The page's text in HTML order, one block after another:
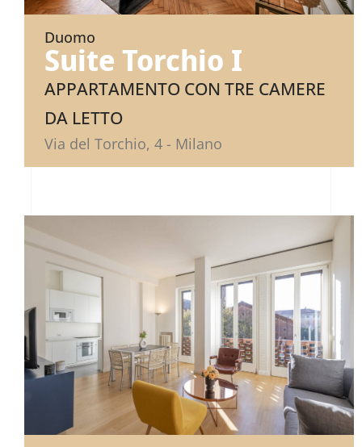
Duomo
Suite Torchio I
APPARTAMENTO CON TRE CAMERE
DA LETTO
Via del Torchio, 4 - Milano